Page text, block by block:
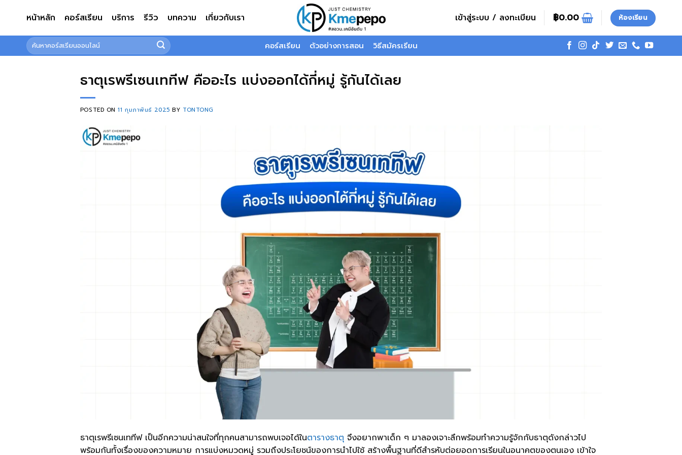
หน้าหลัก คอร์สเรียน บริการ รีวิว บทความ เกี่ยวกับเรา เข้าสู่ระบบ / ลงทะเบียน ฿0.00 ห้องเรียน
ค้นหา: คอร์สเรียน ตัวอย่างการสอน วิธีสมัครเรียน
ธาตุเรพรีเซนเททีฟ คืออะไร แบ่งออกได้กี่หมู่ รู้กันได้เลย
POSTED ON11 กุมภาพันธ์ 2025 BY TONTONG
ธาตุเรพรีเซนเททีฟ เป็นอีกความน่าสนใจที่ทุกคนสามารถพบเจอได้ในตารางธาตุ จึงอยากพาเด็ก ๆ มาลองเจาะลึกพร้อมทำความรู้จักกับธาตุดังกล่าวไป
พร้อมกันทั้งเรื่องของความหมาย การแบ่งหมวดหมู่ รวมถึงประโยชน์ของการนำไปใช้ สร้างพื้นฐานที่ดีสำรหับต่อยอดการเรียนในอนาคตของตนเอง เข้าใจ